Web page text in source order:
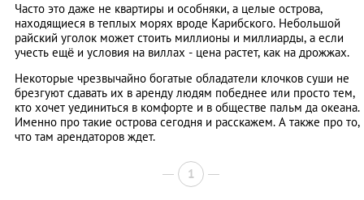
Часто это даже не квартиры и особняки, а целые острова,
находящиеся в теплых морях вроде Карибского. Небольшой
райский уголок может стоить миллионы и миллиарды, а если
учесть ещё и условия на виллах - цена растет, как на дрожжах.
Некоторые чрезвычайно богатые обладатели клочков суши не
брезгуют сдавать их в аренду людям победнее или просто тем,
кто хочет уединиться в комфорте и в обществе пальм да океана.
Именно про такие острова сегодня и расскажем. А также про то,
что там арендаторов ждет.
1